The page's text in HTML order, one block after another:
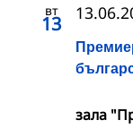
вт
13
зала